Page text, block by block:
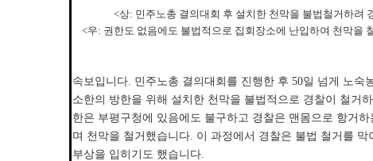
<상: 민주노총 결의대회 후 설치한 천막을 불법철거하려
<우: 권한도 없음에도 불법적으로 집회장소에 난입하여 천막을
속보입니다. 민주노총 결의대회를 진행한 후 50일 넘게 노숙
소한의 방한을 위해 설치한 천막을 불법적으로 경찰이 철거
한은 부평구청에 있음에도 불구하고 경찰은 맨몸으로 항거
며 천막을 철거했습니다. 이 과정에서 경찰은 불법 철거를 막
부상을 입히기도 했습니다.